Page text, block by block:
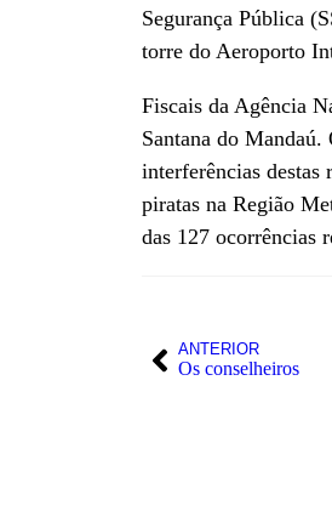
Segurança Pública
torre do Aeroporto
Fiscais da Agência
Santana do
interferências destas
piratas na Região
das 127 ocorrências
ANTERIOR
Os conselheiros